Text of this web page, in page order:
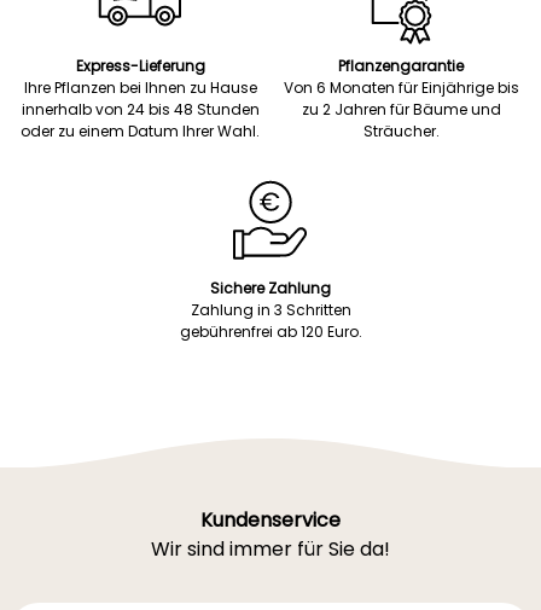
Express-Lieferung
Ihre Pflanzen bei Ihnen zu Hause
innerhalb von 24 bis 48 Stunden
oder zu einem Datum Ihrer Wahl.
Pflanzengarantie
Von 6 Monaten für Einjährige bis
zu 2 Jahren für Bäume und
Sträucher.
Sichere Zahlung
Zahlung in 3 Schritten
gebührenfrei ab 120 Euro.
Kundenservice
Wir sind immer für Sie da!